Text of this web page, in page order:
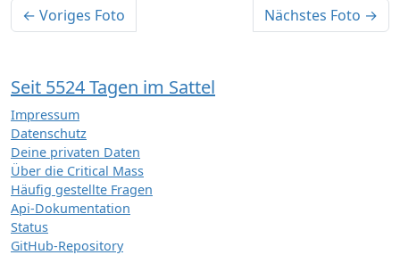
← Voriges Foto Nächstes Foto →
Seit 5524 Tagen im Sattel
Impressum
Datenschutz
Deine privaten Daten
Über die Critical Mass
Häufig gestellte Fragen
Api-Dokumentation
Status
GitHub-Repository